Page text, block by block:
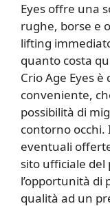
Eyes offre una
rughe, borse e
lifting
quanto costa
Crio Age Eyes
conveniente,
possibilità di
contorno
eventuali
sito ufficiale
l’opportunità di
qualità ad un